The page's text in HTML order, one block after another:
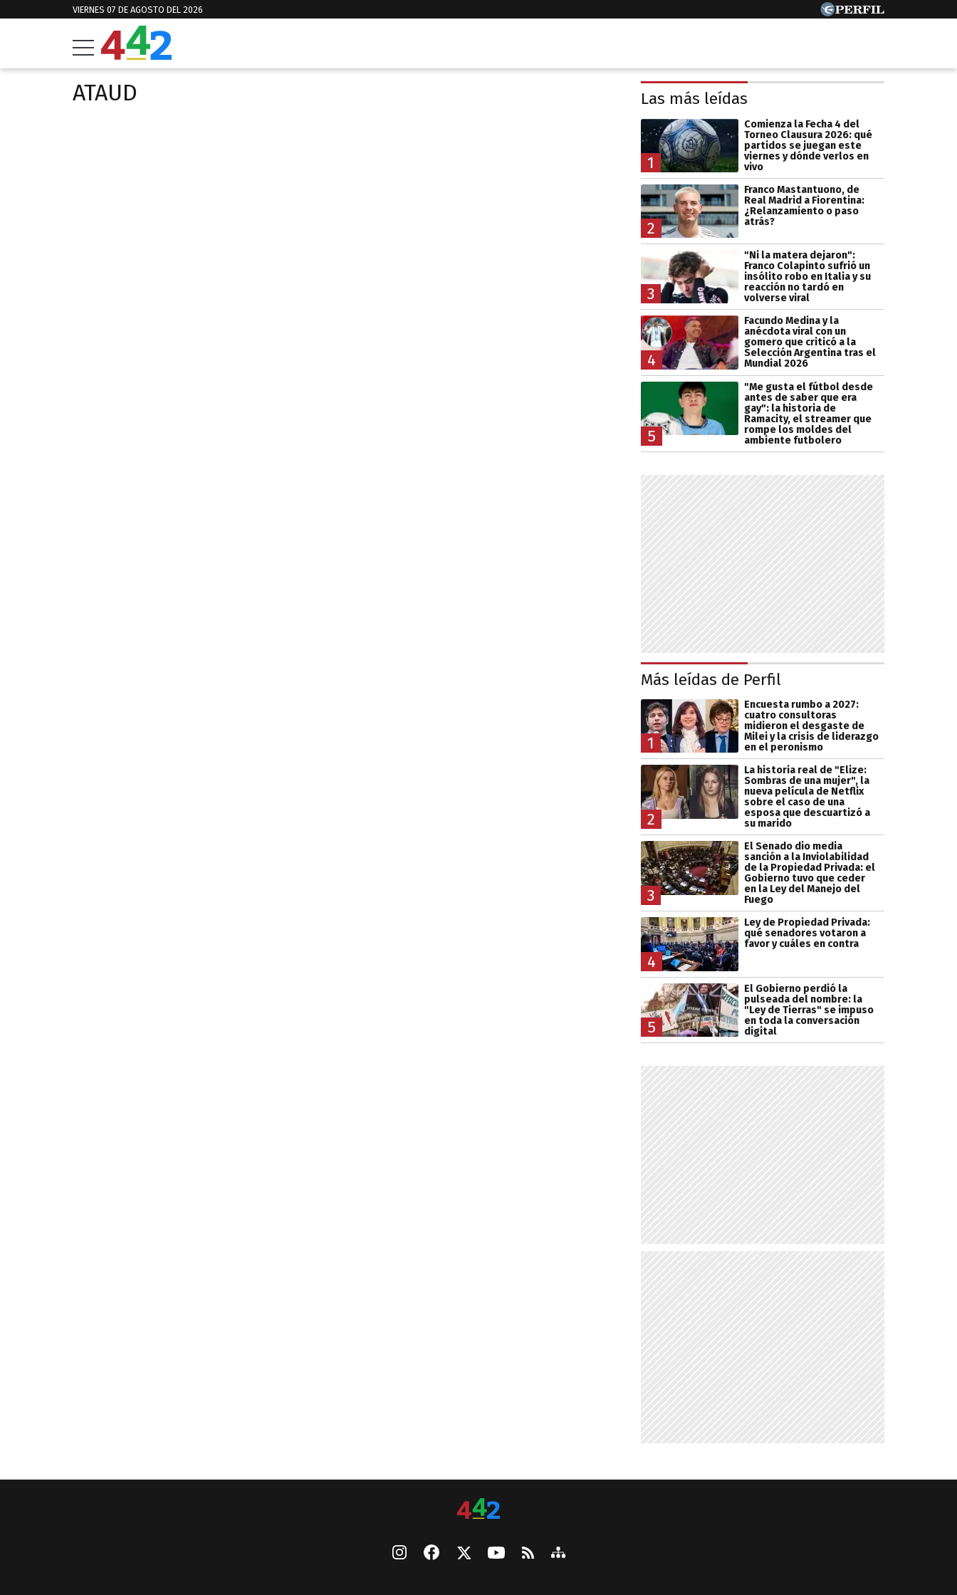
VIERNES 07 DE AGOSTO DEL 2026
ATAUD Las más leídas
1
Comienza la Fecha 4 del
Torneo Clausura 2026: qué
partidos se juegan este
viernes y dónde verlos en
vivo
2
Franco Mastantuono, de
Real Madrid a Fiorentina:
¿Relanzamiento o paso
atrás?
3
"Ni la matera dejaron":
Franco Colapinto sufrió un
insólito robo en Italia y su
reacción no tardó en
volverse viral
4
Facundo Medina y la
anécdota viral con un
gomero que criticó a la
Selección Argentina tras el
Mundial 2026
5
"Me gusta el fútbol desde
antes de saber que era
gay": la historia de
Ramacity, el streamer que
rompe los moldes del
ambiente futbolero
Más leídas de Perfil
1
Encuesta rumbo a 2027:
cuatro consultoras
midieron el desgaste de
Milei y la crisis de liderazgo
en el peronismo
2
La historia real de "Elize:
Sombras de una mujer", la
nueva película de Netflix
sobre el caso de una
esposa que descuartizó a
su marido
3
El Senado dio media
sanción a la Inviolabilidad
de la Propiedad Privada: el
Gobierno tuvo que ceder
en la Ley del Manejo del
Fuego
4
Ley de Propiedad Privada:
qué senadores votaron a
favor y cuáles en contra
5
El Gobierno perdió la
pulseada del nombre: la
"Ley de Tierras" se impuso
en toda la conversación
digital